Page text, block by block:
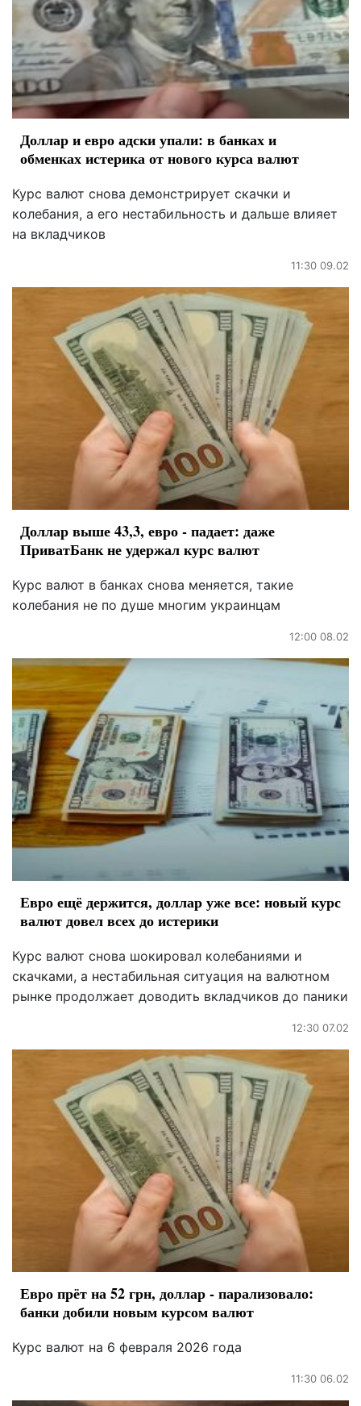
Доллар и евро адски упали: в банках и
обменках истерика от нового курса валют
Курс валют снова демонстрирует скачки и
колебания, а его нестабильность и дальше влияет
на вкладчиков
11:30 09.02
Доллар выше 43,3, евро - падает: даже
ПриватБанк не удержал курс валют
Курс валют в банках снова меняется, такие
колебания не по душе многим украинцам
12:00 08.02
Евро ещё держится, доллар уже все: новый курс
валют довел всех до истерики
Курс валют снова шокировал колебаниями и
скачками, а нестабильная ситуация на валютном
рынке продолжает доводить вкладчиков до паники
12:30 07.02
Евро прёт на 52 грн, доллар - парализовало:
банки добили новым курсом валют
Курс валют на 6 февраля 2026 года
11:30 06.02